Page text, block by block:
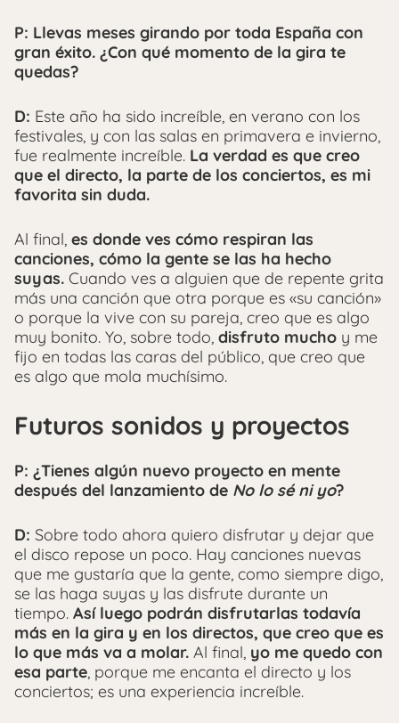
P: Llevas meses girando por toda España con
gran éxito. ¿Con qué momento de la gira te
quedas?
D: Este año ha sido increíble, en verano con los
festivales, y con las salas en primavera e invierno,
fue realmente increíble. La verdad es que creo
que el directo, la parte de los conciertos, es mi
favorita sin duda.
Al final, es donde ves cómo respiran las
canciones, cómo la gente se las ha hecho
suyas. Cuando ves a alguien que de repente grita
más una canción que otra porque es «su canción»
o porque la vive con su pareja, creo que es algo
muy bonito. Yo, sobre todo, disfruto mucho y me
fijo en todas las caras del público, que creo que
es algo que mola muchísimo.
Futuros sonidos y proyectos
P: ¿Tienes algún nuevo proyecto en mente
después del lanzamiento de No lo sé ni yo?
D: Sobre todo ahora quiero disfrutar y dejar que
el disco repose un poco. Hay canciones nuevas
que me gustaría que la gente, como siempre digo,
se las haga suyas y las disfrute durante un
tiempo. Así luego podrán disfrutarlas todavía
más en la gira y en los directos, que creo que es
lo que más va a molar. Al final, yo me quedo con
esa parte , porque me encanta el directo y los
conciertos; es una experiencia increíble.